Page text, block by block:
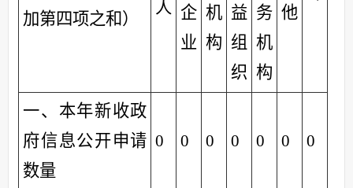
加第四项之和）
人 企
业
机
构
益
组
织
务
机
构
他
一、本年新收政
府信息公开申请
数量
0 0 0 0 0 0 0